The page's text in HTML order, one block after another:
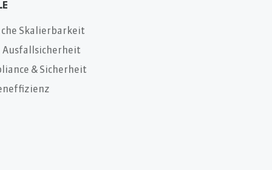
Skalierbarkeit
Ausfallsicherheit
& Sicherheit